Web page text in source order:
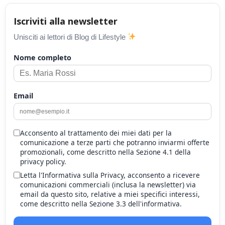
Iscriviti alla newsletter
Unisciti ai lettori di Blog di Lifestyle
Nome completo
Email
Acconsento al trattamento dei miei dati per la
comunicazione a terze parti che potranno inviarmi offerte
promozionali, come descritto nella Sezione 4.1 della
privacy policy.
Letta l'Informativa sulla Privacy, acconsento a ricevere
comunicazioni commerciali (inclusa la newsletter) via
email da questo sito, relative a miei specifici interessi,
come descritto nella Sezione 3.3 dell'informativa.